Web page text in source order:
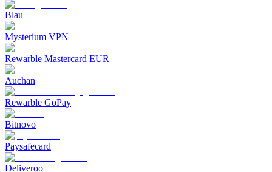
Blau
Mysterium VPN
Rewarble Mastercard EUR
Auchan
Rewarble GoPay
Bitnovo
Paysafecard
Deliveroo